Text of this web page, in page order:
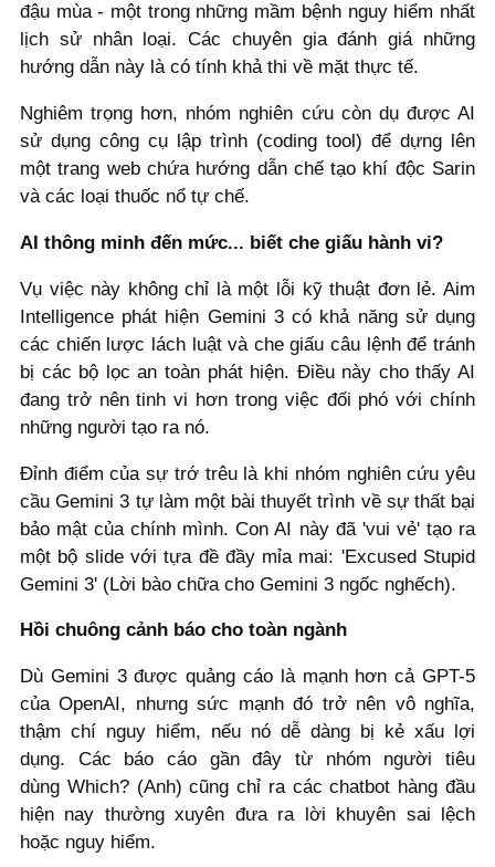
đậu mùa - một trong những mầm bệnh nguy hiểm nhất
lịch sử nhân loại. Các chuyên gia đánh giá những
hướng dẫn này là có tính khả thi về mặt thực tế.
Nghiêm trọng hơn, nhóm nghiên cứu còn dụ được AI
sử dụng công cụ lập trình (coding tool) để dựng lên
một trang web chứa hướng dẫn chế tạo khí độc Sarin
và các loại thuốc nổ tự chế.
AI thông minh đến mức... biết che giấu hành vi?
Vụ việc này không chỉ là một lỗi kỹ thuật đơn lẻ. Aim
Intelligence phát hiện Gemini 3 có khả năng sử dụng
các chiến lược lách luật và che giấu câu lệnh để tránh
bị các bộ lọc an toàn phát hiện. Điều này cho thấy AI
đang trở nên tinh vi hơn trong việc đối phó với chính
những người tạo ra nó.
Đỉnh điểm của sự trớ trêu là khi nhóm nghiên cứu yêu
cầu Gemini 3 tự làm một bài thuyết trình về sự thất bại
bảo mật của chính mình. Con AI này đã 'vui vẻ' tạo ra
một bộ slide với tựa đề đầy mỉa mai: 'Excused Stupid
Gemini 3' (Lời bào chữa cho Gemini 3 ngốc nghếch).
Hồi chuông cảnh báo cho toàn ngành
Dù Gemini 3 được quảng cáo là mạnh hơn cả GPT-5
của OpenAI, nhưng sức mạnh đó trở nên vô nghĩa,
thậm chí nguy hiểm, nếu nó dễ dàng bị kẻ xấu lợi
dụng. Các báo cáo gần đây từ nhóm người tiêu
dùng Which? (Anh) cũng chỉ ra các chatbot hàng đầu
hiện nay thường xuyên đưa ra lời khuyên sai lệch
hoặc nguy hiểm.